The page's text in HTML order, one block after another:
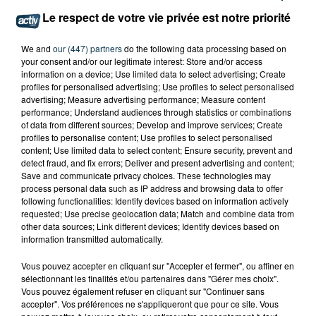
Le respect de votre vie privée est notre priorité
We and our (447) partnersdo the following data processing based on
your consent and/or our legitimate interest: Store and/or access
information on a device; Use limited data to select advertising; Create
profiles for personalised advertising; Use profiles to select personalised
advertising; Measure advertising performance; Measure content
performance; Understand audiences through statistics or combinations
of data from different sources; Develop and improve services; Create
profiles to personalise content; Use profiles to select personalised
content; Use limited data to select content; Ensure security, prevent and
detect fraud, and fix errors; Deliver and present advertising and content;
Save and communicate privacy choices. These technologies may
process personal data such as IP address and browsing data to offer
following functionalities: Identify devices based on information actively
requested; Use precise geolocation data; Match and combine data from
other data sources; Link different devices; Identify devices based on
information transmitted automatically.
Vous pouvez accepter en cliquant sur "Accepter et fermer", ou affiner en
sélectionnant les finalités et/ou partenaires dans "Gérer mes choix".
Vous pouvez également refuser en cliquant sur "Continuer sans
accepter". Vos préférences ne s'appliqueront que pour ce site. Vous